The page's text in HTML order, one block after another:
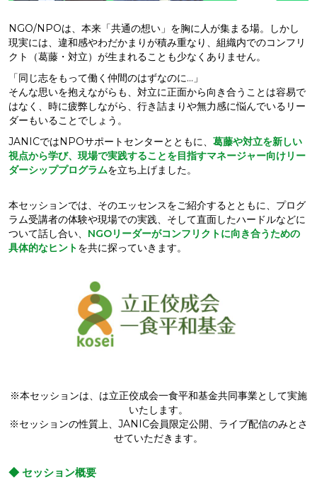
NGO/NPOは、本来「共通の想い」を胸に人が集まる場。しかし
現実には、違和感やわだかまりが積み重なり、組織内でのコンフリ
クト（葛藤・対立）が生まれることも少なくありません。
「同じ志をもって働く仲間のはずなのに…」
そんな思いを抱えながらも、対立に正面から向き合うことは容易で
はなく、時に疲弊しながら、行き詰まりや無力感に悩んでいるリー
ダーもいることでしょう。
JANICではNPOサポートセンターとともに、 葛藤や対立を新しい
視点から学び、現場で実践することを目指すマネージャー向けリー
ダーシッププログラムを立ち上げました。
本セッションでは、そのエッセンスをご紹介するとともに、プログ
ラム受講者の体験や現場での実践、そして直面したハードルなどに
ついて話し合い、 NGOリーダーがコンフリクトに向き合うための
具体的なヒントを共に探っていきます。
※本セッションは、は立正佼成会一食平和基金共同事業として実施
いたします。
※セッションの性質上、JANIC会員限定公開、ライブ配信のみとさ
せていただきます。
◆ セッション概要